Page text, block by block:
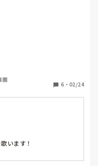
っています。
せるような歌詞を意識
ーも尽きてきたなあと感
園
6 ・ 02/24
います！